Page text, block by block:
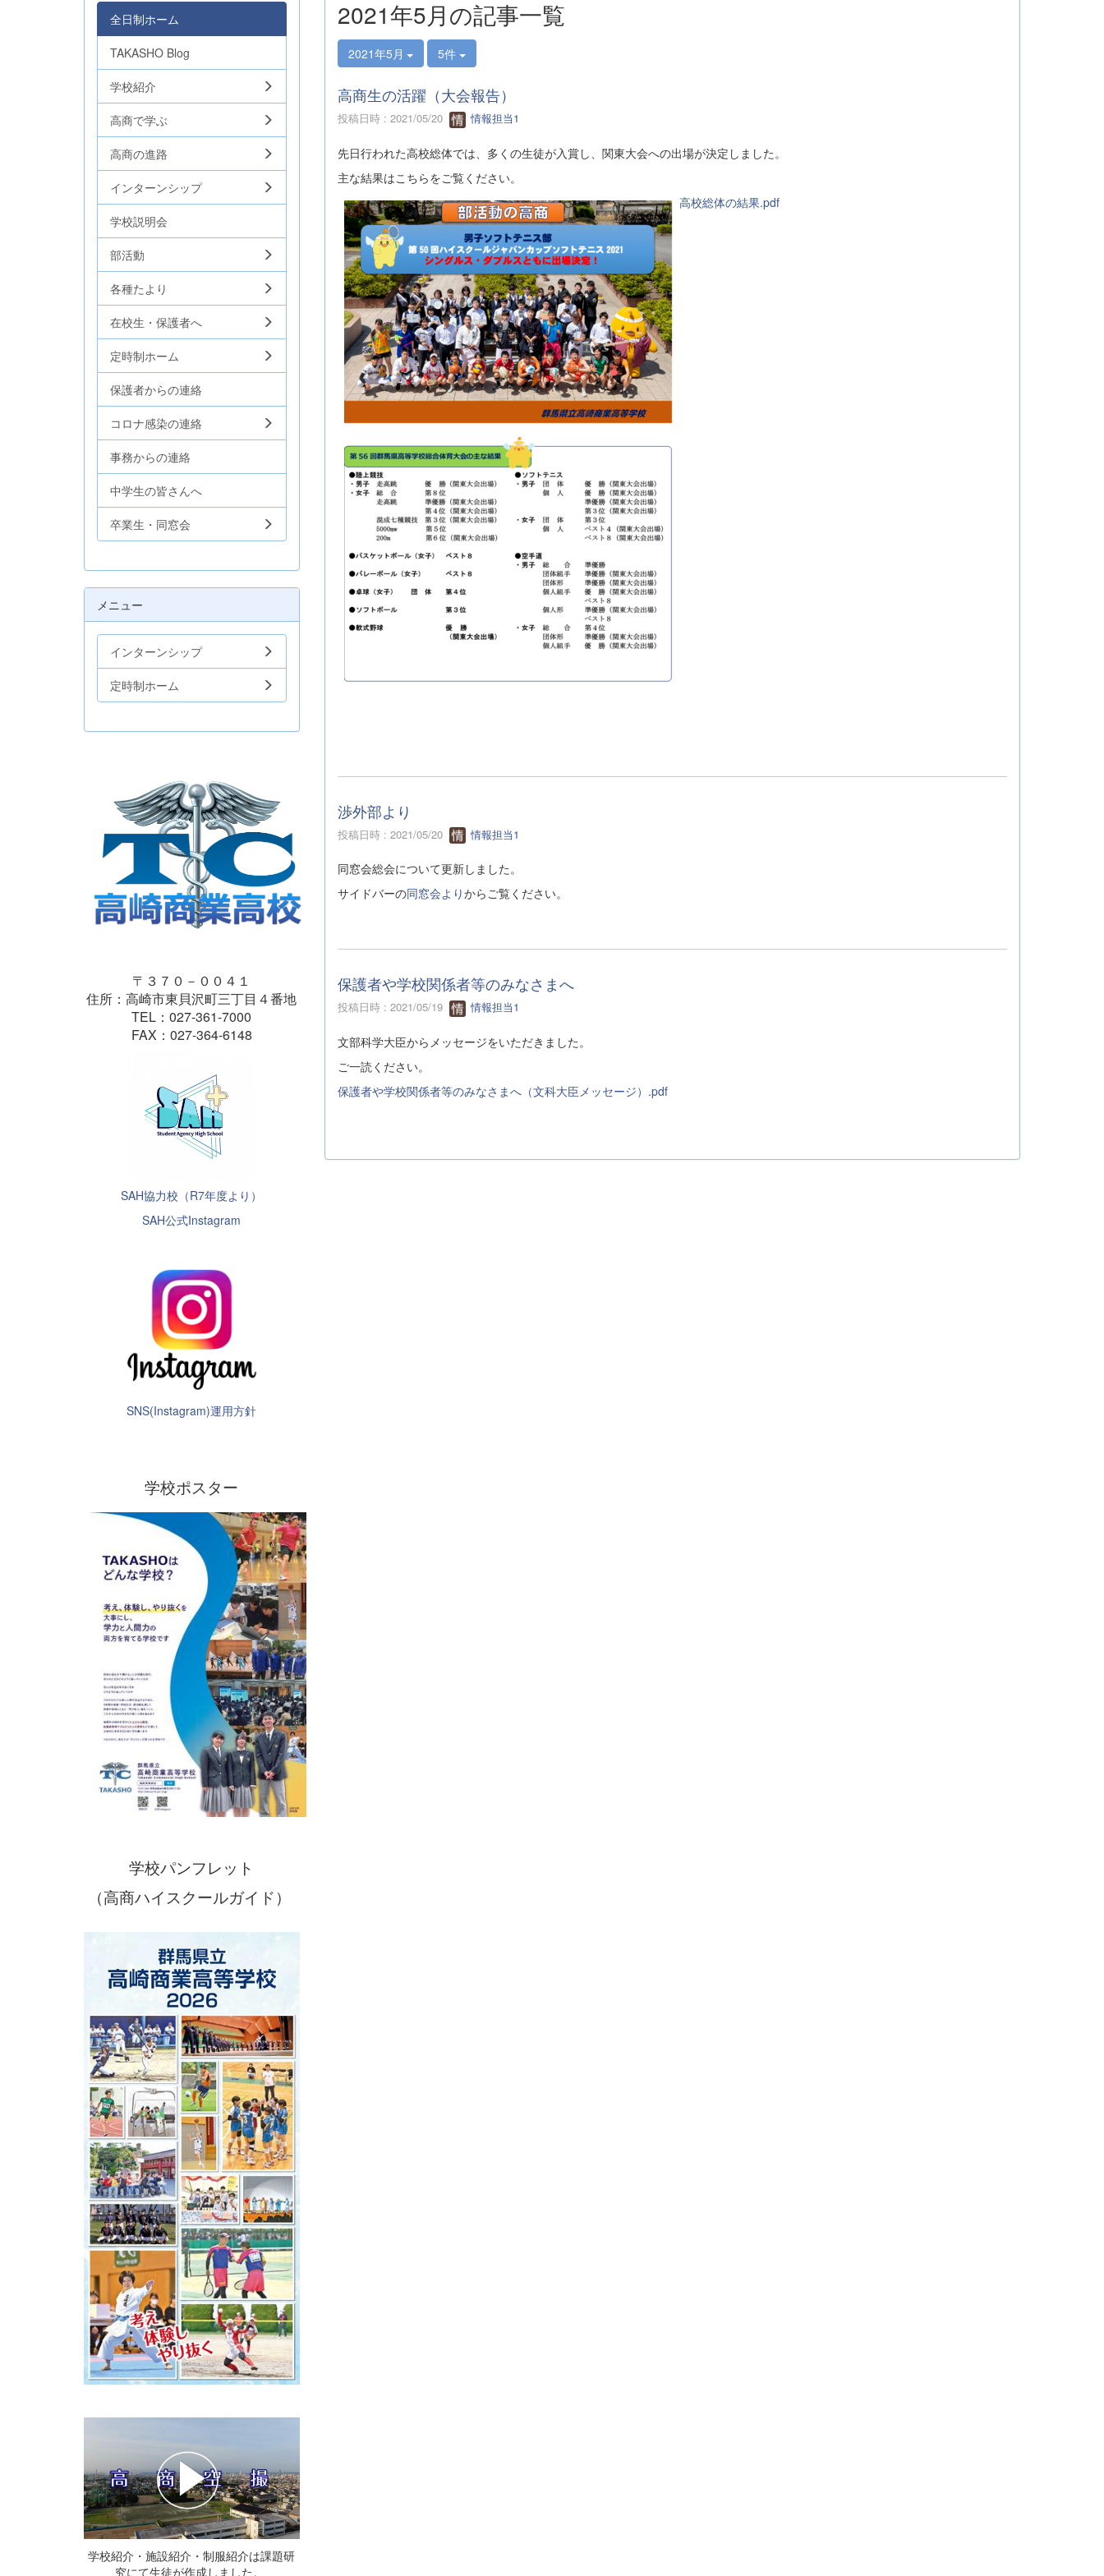
2021年5月の記事一覧
2021年5月 5件
高商生の活躍（大会報告）
投稿日時 : 2021/05/20 情報担当1
先日行われた高校総体では、多くの生徒が入賞し、関東大会への出場が決定しました。
主な結果はこちらをご覧ください。
高校総体の結果.pdf
渉外部より
投稿日時 : 2021/05/20 情報担当1
同窓会総会について更新しました。
サイドバーの同窓会よりからご覧ください。
保護者や学校関係者等のみなさまへ
投稿日時 : 2021/05/19 情報担当1
文部科学大臣からメッセージをいただきました。
ご一読ください。
保護者や学校関係者等のみなさまへ（文科大臣メッセージ）.pdf
全日制ホーム
TAKASHO Blog
学校紹介
高商で学ぶ
高商の進路
インターンシップ
学校説明会
部活動
各種たより
在校生・保護者へ
定時制ホーム
保護者からの連絡
コロナ感染の連絡
事務からの連絡
中学生の皆さんへ
卒業生・同窓会
メニュー
インターンシップ
定時制ホーム
〒３７０－００４１
住所：高崎市東貝沢町三丁目４番地
TEL：027-361-7000
FAX：027-364-6148
SAH協力校（R7年度より）
SAH公式Instagram
SNS(Instagram)運用方針
学校ポスター
学校パンフレット
（高商ハイスクールガイド）
学校紹介・施設紹介・制服紹介は課題研
究にて生徒が作成しました。